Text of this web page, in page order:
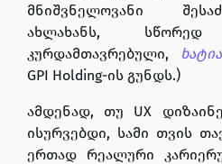
მნიშვნელოვანი
ახლახანს,
კურდამთავრებული,
GPI Holding-ის გუნდს.)
ამდენად, თუ UX
ისურვებდი, სამი თვის
ერთად რეალური